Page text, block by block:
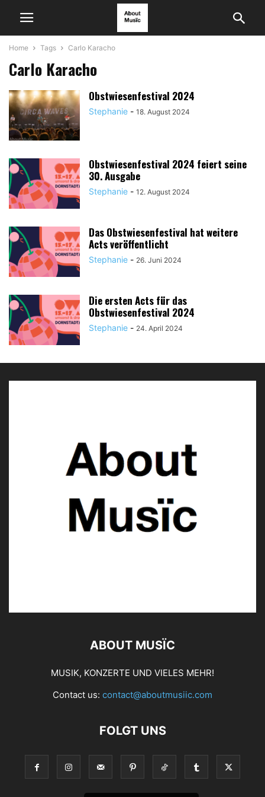
Home Tags Carlo Karacho
Carlo Karacho
Obstwiesenfestival 2024
Stephanie - 18. August 2024
Obstwiesenfestival 2024 feiert seine
30. Ausgabe
Stephanie - 12. August 2024
Das Obstwiesenfestival hat weitere
Acts veröffentlicht
Stephanie - 26. Juni 2024
Die ersten Acts für das
Obstwiesenfestival 2024
Stephanie - 24. April 2024
ABOUT MUSÏC
MUSIK, KONZERTE UND VIELES MEHR!
Contact us: contact@aboutmusiic.com
FOLGT UNS